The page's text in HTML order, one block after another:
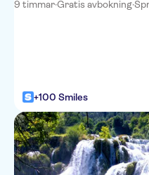
Divota Apartment
Piazza Heritage
9 timmar·Gratis avbokning·
+100 Smiles